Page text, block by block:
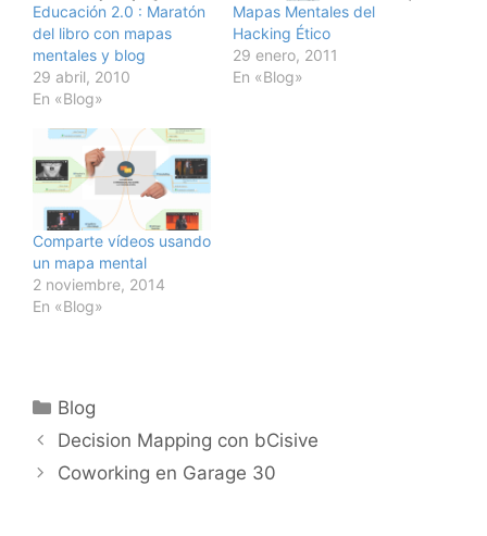
Educación 2.0 : Maratón
del libro con mapas
mentales y blog
29 abril, 2010
En «Blog»
Mapas Mentales del
Hacking Ético
29 enero, 2011
En «Blog»
Comparte vídeos usando
un mapa mental
2 noviembre, 2014
En «Blog»
Categorías
Blog
Decision Mapping con bCisive
Coworking en Garage 30